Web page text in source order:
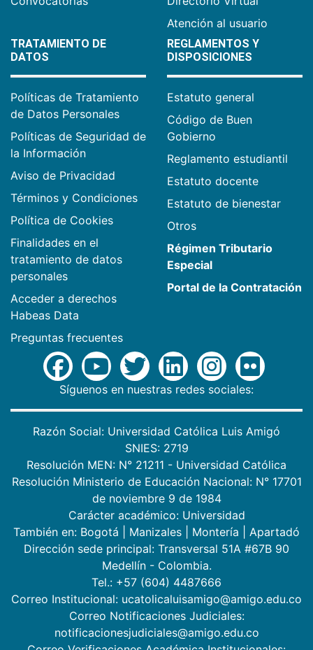
Atención al usuario
TRATAMIENTO DE
DATOS
Políticas de Tratamiento
de Datos Personales
Políticas de Seguridad de
la Información
Aviso de Privacidad
Términos y Condiciones
Política de Cookies
Finalidades en el
tratamiento de datos
personales
Acceder a derechos
Habeas Data
Preguntas frecuentes
REGLAMENTOS Y
DISPOSICIONES
Estatuto general
Código de Buen
Gobierno
Reglamento estudiantil
Estatuto docente
Estatuto de bienestar
Otros
Régimen Tributario
Especial
Portal de la Contratación
Síguenos en nuestras redes sociales:
Razón Social: Universidad Católica Luis Amigó
SNIES: 2719
Resolución MEN: N° 21211 - Universidad Católica
Resolución Ministerio de Educación Nacional: N° 17701
de noviembre 9 de 1984
Carácter académico: Universidad
También en: Bogotá Manizales Montería
Apartadó
Dirección sede principal: Transversal 51A #67B 90
Medellín - Colombia.
Tel.: +57 (604) 4487666
Correo Institucional: ucatolicaluisamigo@amigo.edu.co
Correo Notificaciones Judiciales:
notificacionesjudiciales@amigo.edu.co